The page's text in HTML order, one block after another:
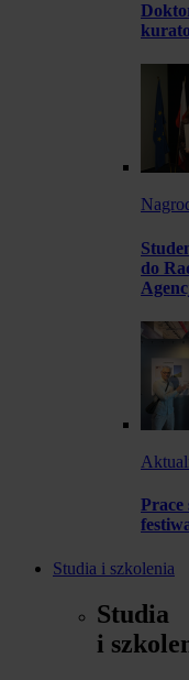
do
Prace
Studia i szkolenia
Studia
i